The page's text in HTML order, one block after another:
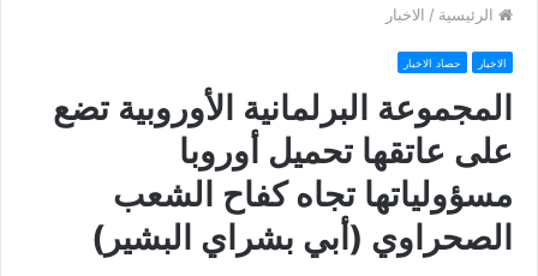
الرئيسية / الاخبار
الاخبار حصاد الاخبار
المجموعة البرلمانية الأوروبية تضع
على عاتقها تحميل أوروبا
مسؤولياتها تجاه كفاح الشعب
الصحراوي (أبي بشراي البشير)